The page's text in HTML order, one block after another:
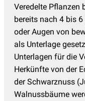
Veredelte Pflanzen
bereits nach 4 bis
oder Augen von
als Unterlage
Unterlagen für die
Herkünfte von der
der Schwarznuss
Walnussbäume